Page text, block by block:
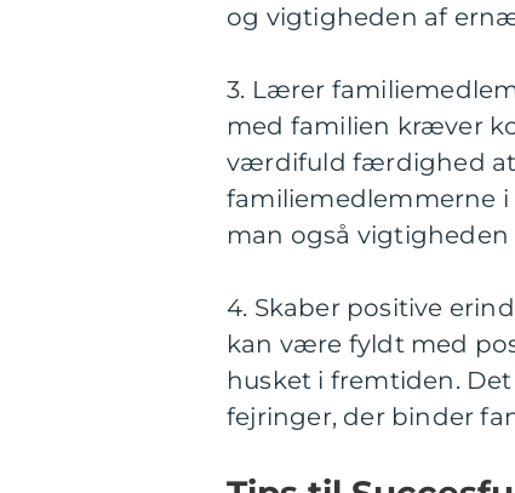
og vigtigheden af
3. Lærer
med familien kræver
værdifuld færdighed at
familiemedlemmerne
man også
4. Skaber positive
kan være fyldt med
husket i fremtiden.
fejringer, der binder